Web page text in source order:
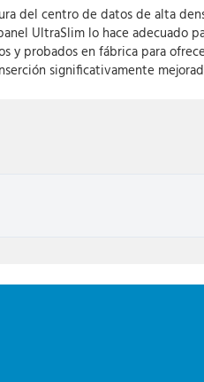
del centro de datos de alta
UltraSlim lo hace adecuado
y probados en fábrica para
significativamente